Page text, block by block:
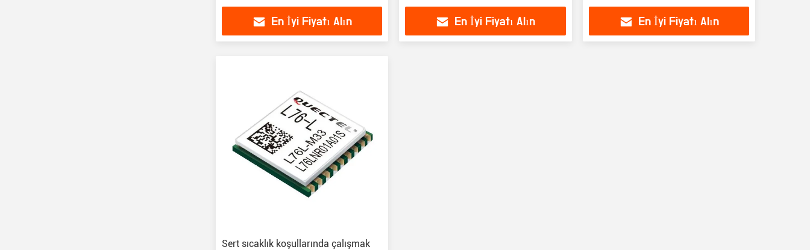
En İyi Fiyatı Alın En İyi Fiyatı Alın En İyi Fiyatı Alın
Sert sıcaklık koşullarında çalışmak